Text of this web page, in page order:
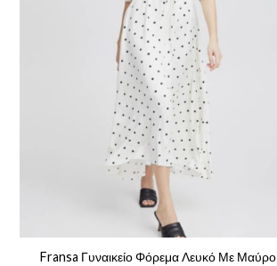
Fransa Γυναικείο Φόρεμα Λευκό Με Μαύρο